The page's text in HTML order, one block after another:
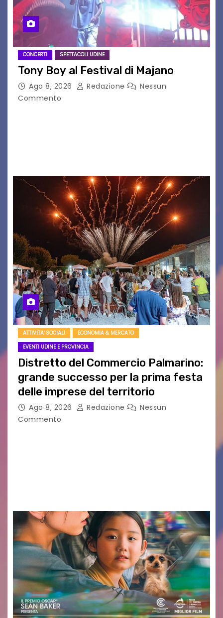
CONCERTI SPETTACOLI UDINE
Tony Boy al Festival di Majano
Ago 8, 2026 Redazione
Nessun
Commento
ATTIVITA' SOCIALI
ECONOMIA & MERCATO
EVENTI UDINE E PROVINCIA
Distretto del Commercio Palmarino:
grande successo per la prima festa
delle imprese del territorio
Ago 8, 2026 Redazione
Nessun
Commento